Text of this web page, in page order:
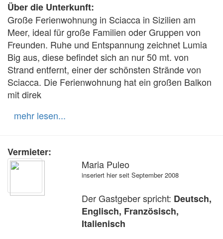
Über die Unterkunft:
Große Ferienwohnung in Sciacca in Sizilien am
Meer, ideal für große Familien oder Gruppen von
Freunden. Ruhe und Entspannung zeichnet Lumia
Big aus, diese befindet sich an nur 50 mt. von
Strand entfernt, einer der schönsten Strände von
Sciacca. Die Ferienwohnung hat ein großen Balkon
mit direk
mehr lesen...
Vermieter:
Maria Puleo
inseriert hier seit September 2008
Der Gastgeber spricht: Deutsch,
Englisch, Französisch,
Italienisch